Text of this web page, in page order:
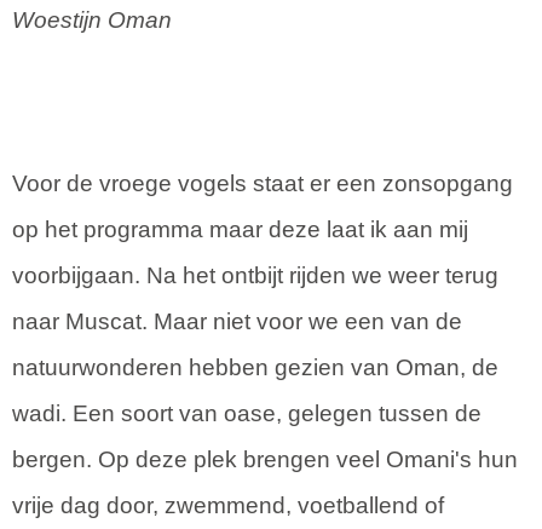
Woestijn Oman
Voor de vroege vogels staat er een zonsopgang
op het programma maar deze laat ik aan mij
voorbijgaan. Na het ontbijt rijden we weer terug
naar Muscat. Maar niet voor we een van de
natuurwonderen hebben gezien van Oman, de
wadi. Een soort van oase, gelegen tussen de
bergen. Op deze plek brengen veel Omani's hun
vrije dag door, zwemmend, voetballend of